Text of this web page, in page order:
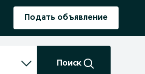
Подать объявление
Поиск